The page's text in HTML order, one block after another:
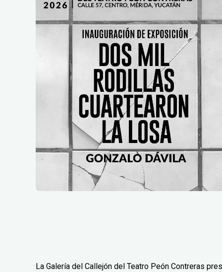
La Galería del Callejón del Teatro Peón Contreras